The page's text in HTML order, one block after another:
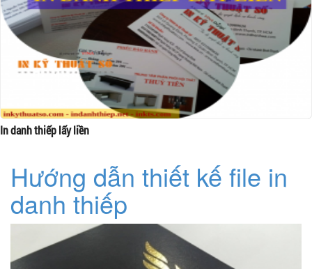
In danh thiếp lấy liền
Hướng dẫn thiết kế file in
danh thiếp